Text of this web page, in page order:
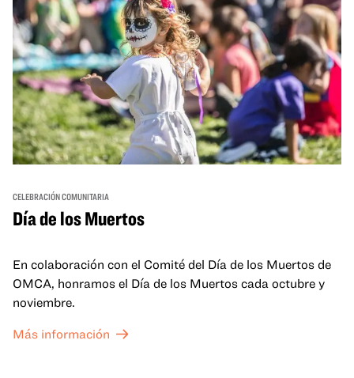
CELEBRACIÓN COMUNITARIA
Día de los Muertos
En colaboración con el Comité del Día de los Muertos de
OMCA, honramos el Día de los Muertos cada octubre y
noviembre.
Más información